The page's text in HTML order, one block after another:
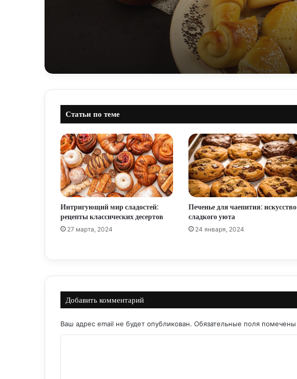
Статьи по теме
Интригующий мир сладостей:
рецепты классических десертов
27 марта, 2024
Печенье для чаепития: искусство
сладкого уюта
24 января, 2024
Добавить комментарий
Ваш адрес email не будет опубликован. Обязательные поля помечены